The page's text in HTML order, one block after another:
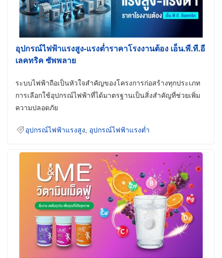
อุปกรณ์ไฟฟ้าแรงสูง-แรงต่ำราคาโรงงานต้อง เอ็น.พี.ที.อี
เลคทริค ซัพพลาย
ระบบไฟฟ้าถือเป็นหัวใจสำคัญของโครงการก่อสร้างทุกประเภท
การเลือกใช้อุปกรณ์ไฟฟ้าที่ได้มาตรฐานเป็นสิ่งสำคัญที่ช่วยเพิ่ม
ความปลอดภัย
อุปกรณ์ไฟฟ้าแรงสูง อุปกรณ์ไฟฟ้าแรงต่ำ